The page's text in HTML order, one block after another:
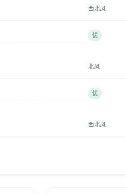
西北风
优
北风
优
西北风